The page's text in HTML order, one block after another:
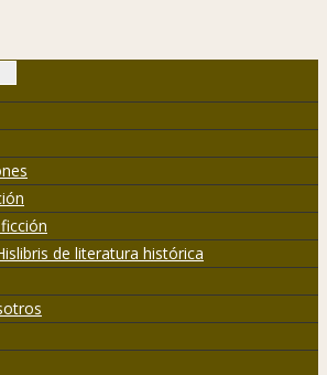
de literatura histórica